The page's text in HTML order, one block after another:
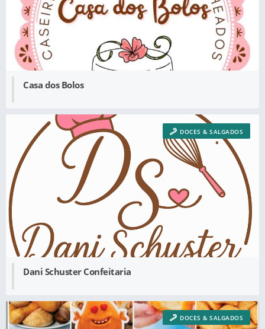
Casa dos Bolos
Dani Schuster Confeitaria
DOCES & SALGADOS
DOCES & SALGADOS